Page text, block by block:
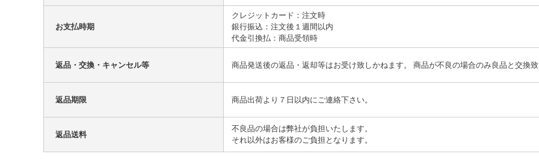
お支払時期
クレジットカード：注文時
銀行振込：注文後１週間以内
代金引換払：商品受領時
返品・交換・キャンセル等 商品発送後の返品・返却等はお受け致しかねます。 商品が不良の場合のみ良品と交換
返品期限 商品出荷より７日以内にご連絡下さい。
返品送料
不良品の場合は弊社が負担いたします。
それ以外はお客様のご負担となります。